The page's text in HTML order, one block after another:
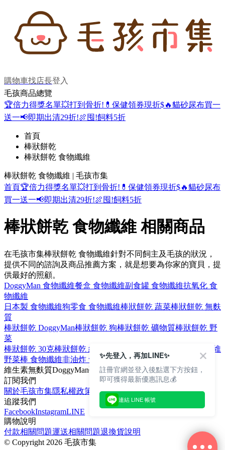
購物車找店長登入
毛孩商品總覽
🏆倍力得獎名單💥打到骨折! 💊保健領券現折$🔥貓砂尿布買一
送一📢即期出清29折!🍖囤!飼料5折
首頁
棒狀餅乾
棒狀餅乾 食物纖維
棒狀餅乾 食物纖維 | 毛孩市集
首頁🏆倍力得獎名單💥打到骨折! 💊保健領券現折$🔥貓砂尿布
買一送一📢即期出清29折!🍖囤!飼料5折
棒狀餅乾 食物纖維 相關商品
在毛孩市集棒狀餅乾 食物纖維針對不同飼主及毛孩的狀況，
提供不同的諮詢及商品推薦方案，就是想要為你家的寶貝，提
供最好的照顧。
DoggyMan 食物纖維餐盒 食物纖維副食罐 食物纖維抗氧化 食
物纖維
日本製 食物纖維狗零食 食物纖維棒狀餅乾 蔬菜棒狀餅乾 無麩
質
棒狀餅乾 DoggyMan棒狀餅乾 狗棒狀餅乾 礦物質棒狀餅乾 野
菜
棒狀餅乾 30克棒狀餅乾 維生素
餅乾 食物纖維
野菜棒 食物纖維非油炸 食物纖維消臭 食物纖維
維生素無麩質DoggyMan礦物質野菜棒
訂閱我們
關於毛孩市集隱私權政策
文章
追蹤我們
FacebookInstagramLINE
購物說明
付款相關問題運送相關問題退換貨說明
© Copyright 2026 毛孩市集
✨先登入，再加LINE✨
註冊官網並登入後點選下方按鈕，
即可獲得最新優惠訊息💰
連結 LINE 帳號